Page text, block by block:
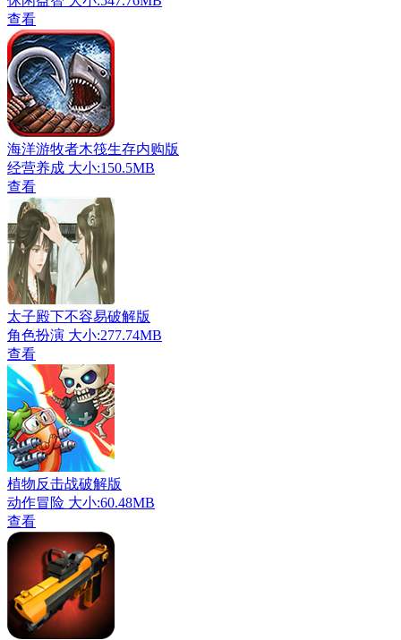
查看
海洋游牧者木筏生存内购版
经营养成 大小:150.5MB
查看
太子殿下不容易破解版
角色扮演 大小:277.74MB
查看
植物反击战破解版
动作冒险 大小:60.48MB
查看